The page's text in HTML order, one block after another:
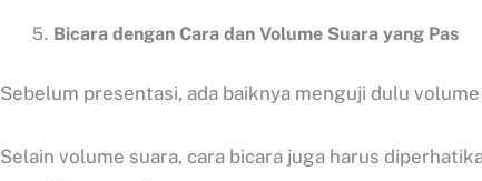
Bicara dengan Cara dan Volume Suara yang Pas
Sebelum presentasi, ada baiknya menguji dulu
Selain volume suara, cara bicara juga harus